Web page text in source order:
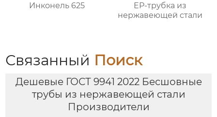
Инконель 625
EP-трубка из
нержавеющей стали
Связанный Поиск
Дешевые ГОСТ 9941 2022 Бесшовные
трубы из нержавеющей стали
Производители